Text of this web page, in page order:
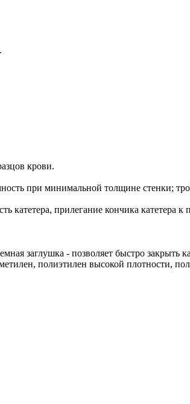
крови.
при минимальной толщине стенки;
катетера, прилегание кончика катетера к
заглушка - позволяет быстро закрыть
полиэтилен высокой плотности,